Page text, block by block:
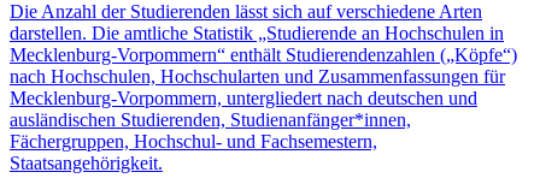
Die Anzahl der Studierenden lässt sich auf verschiedene Arten
darstellen. Die amtliche Statistik „Studierende an Hochschulen in
Mecklenburg-Vorpommern“ enthält Studierendenzahlen („Köpfe“)
nach Hochschulen, Hochschularten und Zusammenfassungen für
Mecklenburg-Vorpommern, untergliedert nach deutschen und
ausländischen Studierenden, Studienanfänger*innen,
Fächergruppen, Hochschul- und Fachsemestern,
Staatsangehörigkeit.